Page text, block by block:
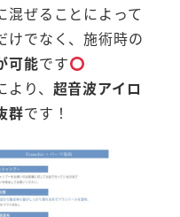
混ぜることによって
けでなく、施術時の
可能です
り、 超音波アイロ
群です！